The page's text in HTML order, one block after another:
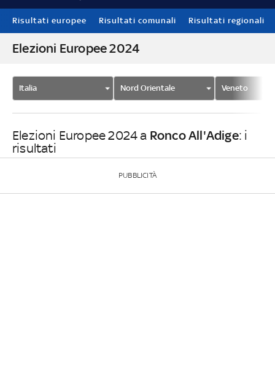
Risultati europee Risultati comunali Risultati regionali
Elezioni Europee 2024
Italia Nord Orientale Veneto
Elezioni Europee 2024 a Ronco All'Adige: i
risultati
PUBBLICITÀ